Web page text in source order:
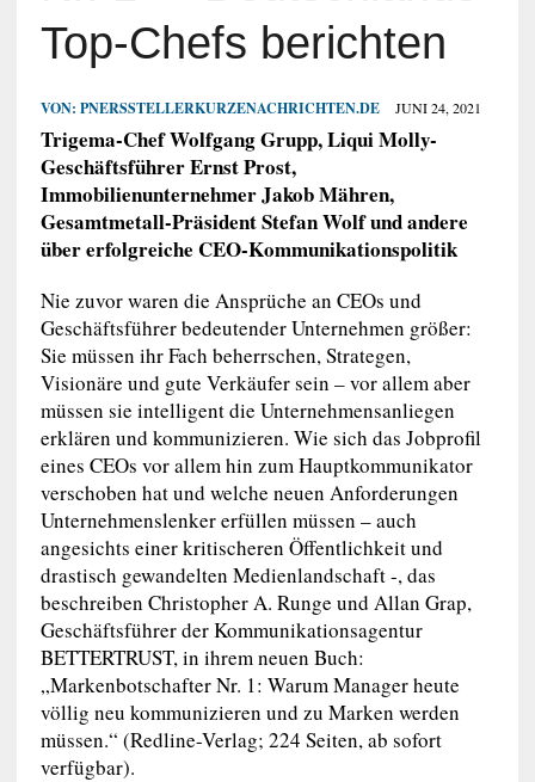
Top-Chefs berichten
VON: PNERSSTELLERKURZENACHRICHTEN.DE JUNI 24, 2021
Trigema-Chef Wolfgang Grupp, Liqui Molly-
Geschäftsführer Ernst Prost,
Immobilienunternehmer Jakob Mähren,
Gesamtmetall-Präsident Stefan Wolf und andere
über erfolgreiche CEO-Kommunikationspolitik
Nie zuvor waren die Ansprüche an CEOs und
Geschäftsführer bedeutender Unternehmen größer:
Sie müssen ihr Fach beherrschen, Strategen,
Visionäre und gute Verkäufer sein – vor allem aber
müssen sie intelligent die Unternehmensanliegen
erklären und kommunizieren. Wie sich das Jobprofil
eines CEOs vor allem hin zum Hauptkommunikator
verschoben hat und welche neuen Anforderungen
Unternehmenslenker erfüllen müssen – auch
angesichts einer kritischeren Öffentlichkeit und
drastisch gewandelten Medienlandschaft -, das
beschreiben Christopher A. Runge und Allan Grap,
Geschäftsführer der Kommunikationsagentur
BETTERTRUST, in ihrem neuen Buch:
„Markenbotschafter Nr. 1: Warum Manager heute
völlig neu kommunizieren und zu Marken werden
müssen.“ (Redline-Verlag; 224 Seiten, ab sofort
verfügbar).